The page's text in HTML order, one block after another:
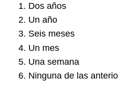
Dos años
Un año
Seis meses
Un mes
Una semana
Ninguna de las